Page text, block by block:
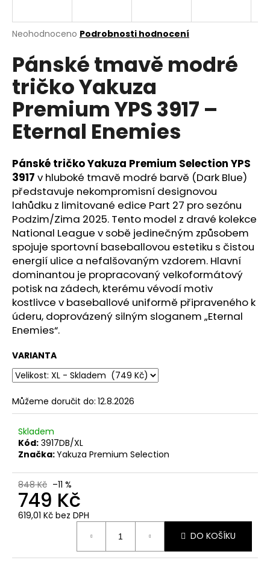
Průměrné
produktu
je
0,0
z
5
hvězdiček.
Neohodnoceno Podrobnosti hodnocení
Pánské tmavě modré
tričko Yakuza
Premium YPS 3917 –
Eternal Enemies
Pánské tričko Yakuza Premium Selection YPS
3917 v hluboké tmavě modré barvě (Dark Blue)
představuje nekompromisní designovou
lahůdku z limitované edice Part 27 pro sezónu
Podzim/Zima 2025. Tento model z dravé kolekce
National League v sobě jedinečným způsobem
spojuje sportovní baseballovou estetiku s čistou
energií ulice a nefalšovaným vzdorem. Hlavní
dominantou je propracovaný velkoformátový
potisk na zádech, kterému vévodí motiv
kostlivce v baseballové uniformě připraveného k
úderu, doprovázený silným sloganem „Eternal
Enemies“.
VARIANTA
Můžeme doručit do: 12.8.2026
Skladem
Kód: 3917DB/XL
Značka:Yakuza Premium Selection
848 Kč –11 %
749 Kč
619,01 Kč bez DPH
DO KOŠÍKU
j
t
?
HLEDAT
D
o
p
o
r
u
č
u
j
e
m
e
PÁNSKÉ
ŠEDÉ
TRIČKO
YAKUZA
PREMIUM
YPS
3906
BROKEN
749
Kč
Původně:
848